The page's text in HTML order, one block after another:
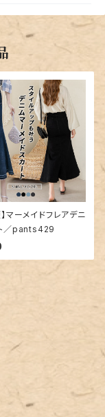
】マーメイドフレアデニ
／pants429